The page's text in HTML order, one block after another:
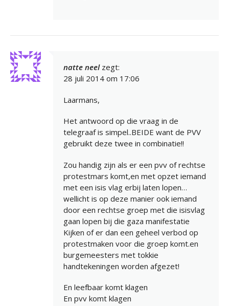
natte neel zegt:
28 juli 2014 om 17:06
Laarmans,
Het antwoord op die vraag in de
telegraaf is simpel..BEIDE want de PVV
gebruikt deze twee in combinatie!!
Zou handig zijn als er een pvv of rechtse
protestmars komt,en met opzet iemand
met een isis vlag erbij laten lopen…
wellicht is op deze manier ook iemand
door een rechtse groep met die isisvlag
gaan lopen bij die gaza manifestatie
Kijken of er dan een geheel verbod op
protestmaken voor die groep komt.en
burgemeesters met tokkie
handtekeningen worden afgezet!
En leefbaar komt klagen
En pvv komt klagen